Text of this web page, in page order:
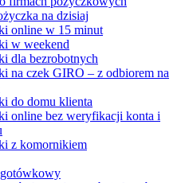
na dzisiaj
online w 15 minut
w weekend
dla bezrobotnych
na czek GIRO – z odbiorem na
do domu klienta
online bez weryfikacji konta i
z komornikiem